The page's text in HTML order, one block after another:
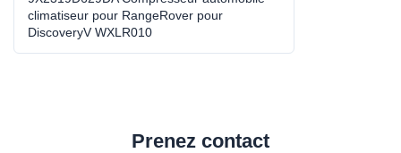
Grooves:
climatiseur pour RangeRover pour
DiscoveryV WXLR010
Prenez contact